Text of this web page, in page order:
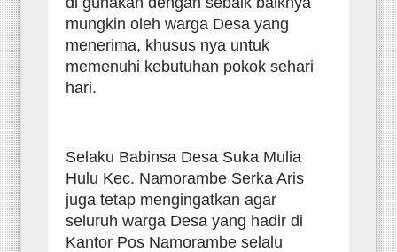
mungkin oleh warga Desa yang
menerima, khusus nya untuk
memenuhi kebutuhan pokok sehari
hari.
Selaku Babinsa Desa Suka Mulia
Hulu Kec. Namorambe Serka Aris
juga tetap mengingatkan agar
seluruh warga Desa yang hadir di
Kantor Pos Namorambe selalu